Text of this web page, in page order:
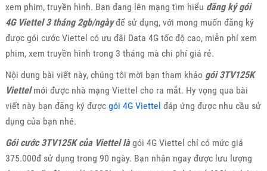
xem phim, truyền hình. Bạn đang lên mạng tìm hiểu đăng ký gói
4G Viettel 3 tháng 2gb/ngàyđể sử dụng, với mong muốn đăng ký
được gói cước Viettel có ưu đãi Data 4G tốc độ cao, miễn phí xem
phim, xem truyền hình trong 3 tháng mà chi phí giá rẻ.
Nội dung bài viết này, chúng tôi mời bạn tham khảo gói 3TV125K
Viettelmới được nhà mạng Viettel cho ra mắt. Hy vọng qua bài
viết này bạn đăng ký được gói 4G Viettel đáp ứng được nhu cầu sử
dụng của bạn nhé.
Gói cước 3TV125K của Viettel làgói 4G Viettel chỉ có mức giá
375.000đ sử dụng trong 90 ngày. Bạn nhận ngay được lưu lượng